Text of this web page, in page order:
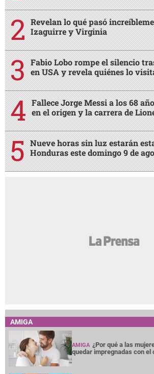
Revelan lo qué pasó
Izaguirre y Virginia
Fabio Lobo rompe el silencio
en USA y revela quiénes lo
Fallece Jorge Messi a los 68
en el origen y la carrera de
Nueve horas sin luz estarán
Honduras este domingo 9 de
AMIGA
AMIGA ¿Por qué a las
quedar impregnadas con el